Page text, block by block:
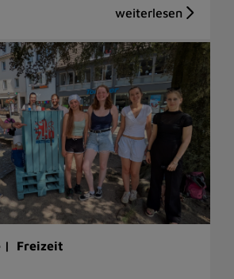
| Freizeit